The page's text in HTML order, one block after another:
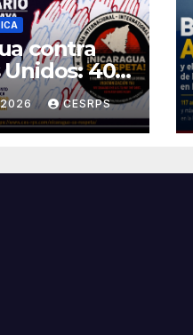
contra
40
una
histórica
CESRPS